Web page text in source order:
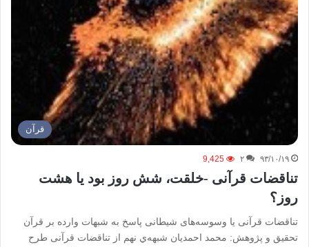
قرآن
۹۳/۱۰/۱۹ ۲ 9,425
تناقضات قرآنی -خلقت، شش روز بود یا هشت
روز؟
تناقضات قرآنی یا وسوسه‌های شیطانی پاسخ به شبهات وارده بر قرآن
تحقیق و پژوهش: محمد احمدیان شبهه‌ي نهم از تناقضات قرآنی طرح